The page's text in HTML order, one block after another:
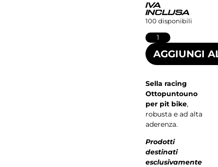
IVA
INCLUSA
100 disponibili
AGGIUNGI
Sella racing
Ottopuntouno
per pit bike,
robusta e ad alta
aderenza.
Prodotti
destinati
esclusivamente